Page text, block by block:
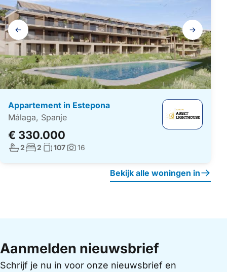
Galerij
navigatie
Appartement in Estepona
Málaga, Spanje
€ 330.000
Aantal badkamers:
2Aantal slaapkamers:
2 Woonoppervlakte:
107 Foto's:
16
Bekijk alle woningen in
Aanmelden nieuwsbrief
Schrijf je nu in voor onze nieuwsbrief en